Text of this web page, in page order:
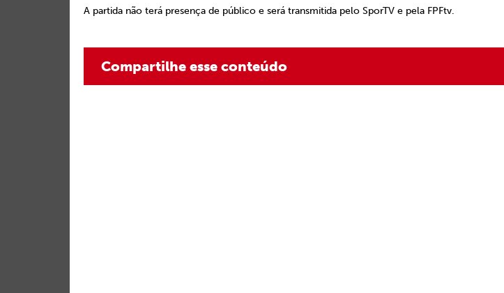
A partida não terá presença de público e será transmitida pelo SporTV e pela FPFtv.
Compartilhe esse conteúdo